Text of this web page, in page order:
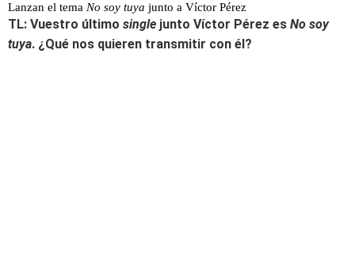
Lanzan el tema No soy tuya junto a Víctor Pérez
TL: Vuestro último single junto Víctor Pérez es No soy
tuya. ¿Qué nos quieren transmitir con él?